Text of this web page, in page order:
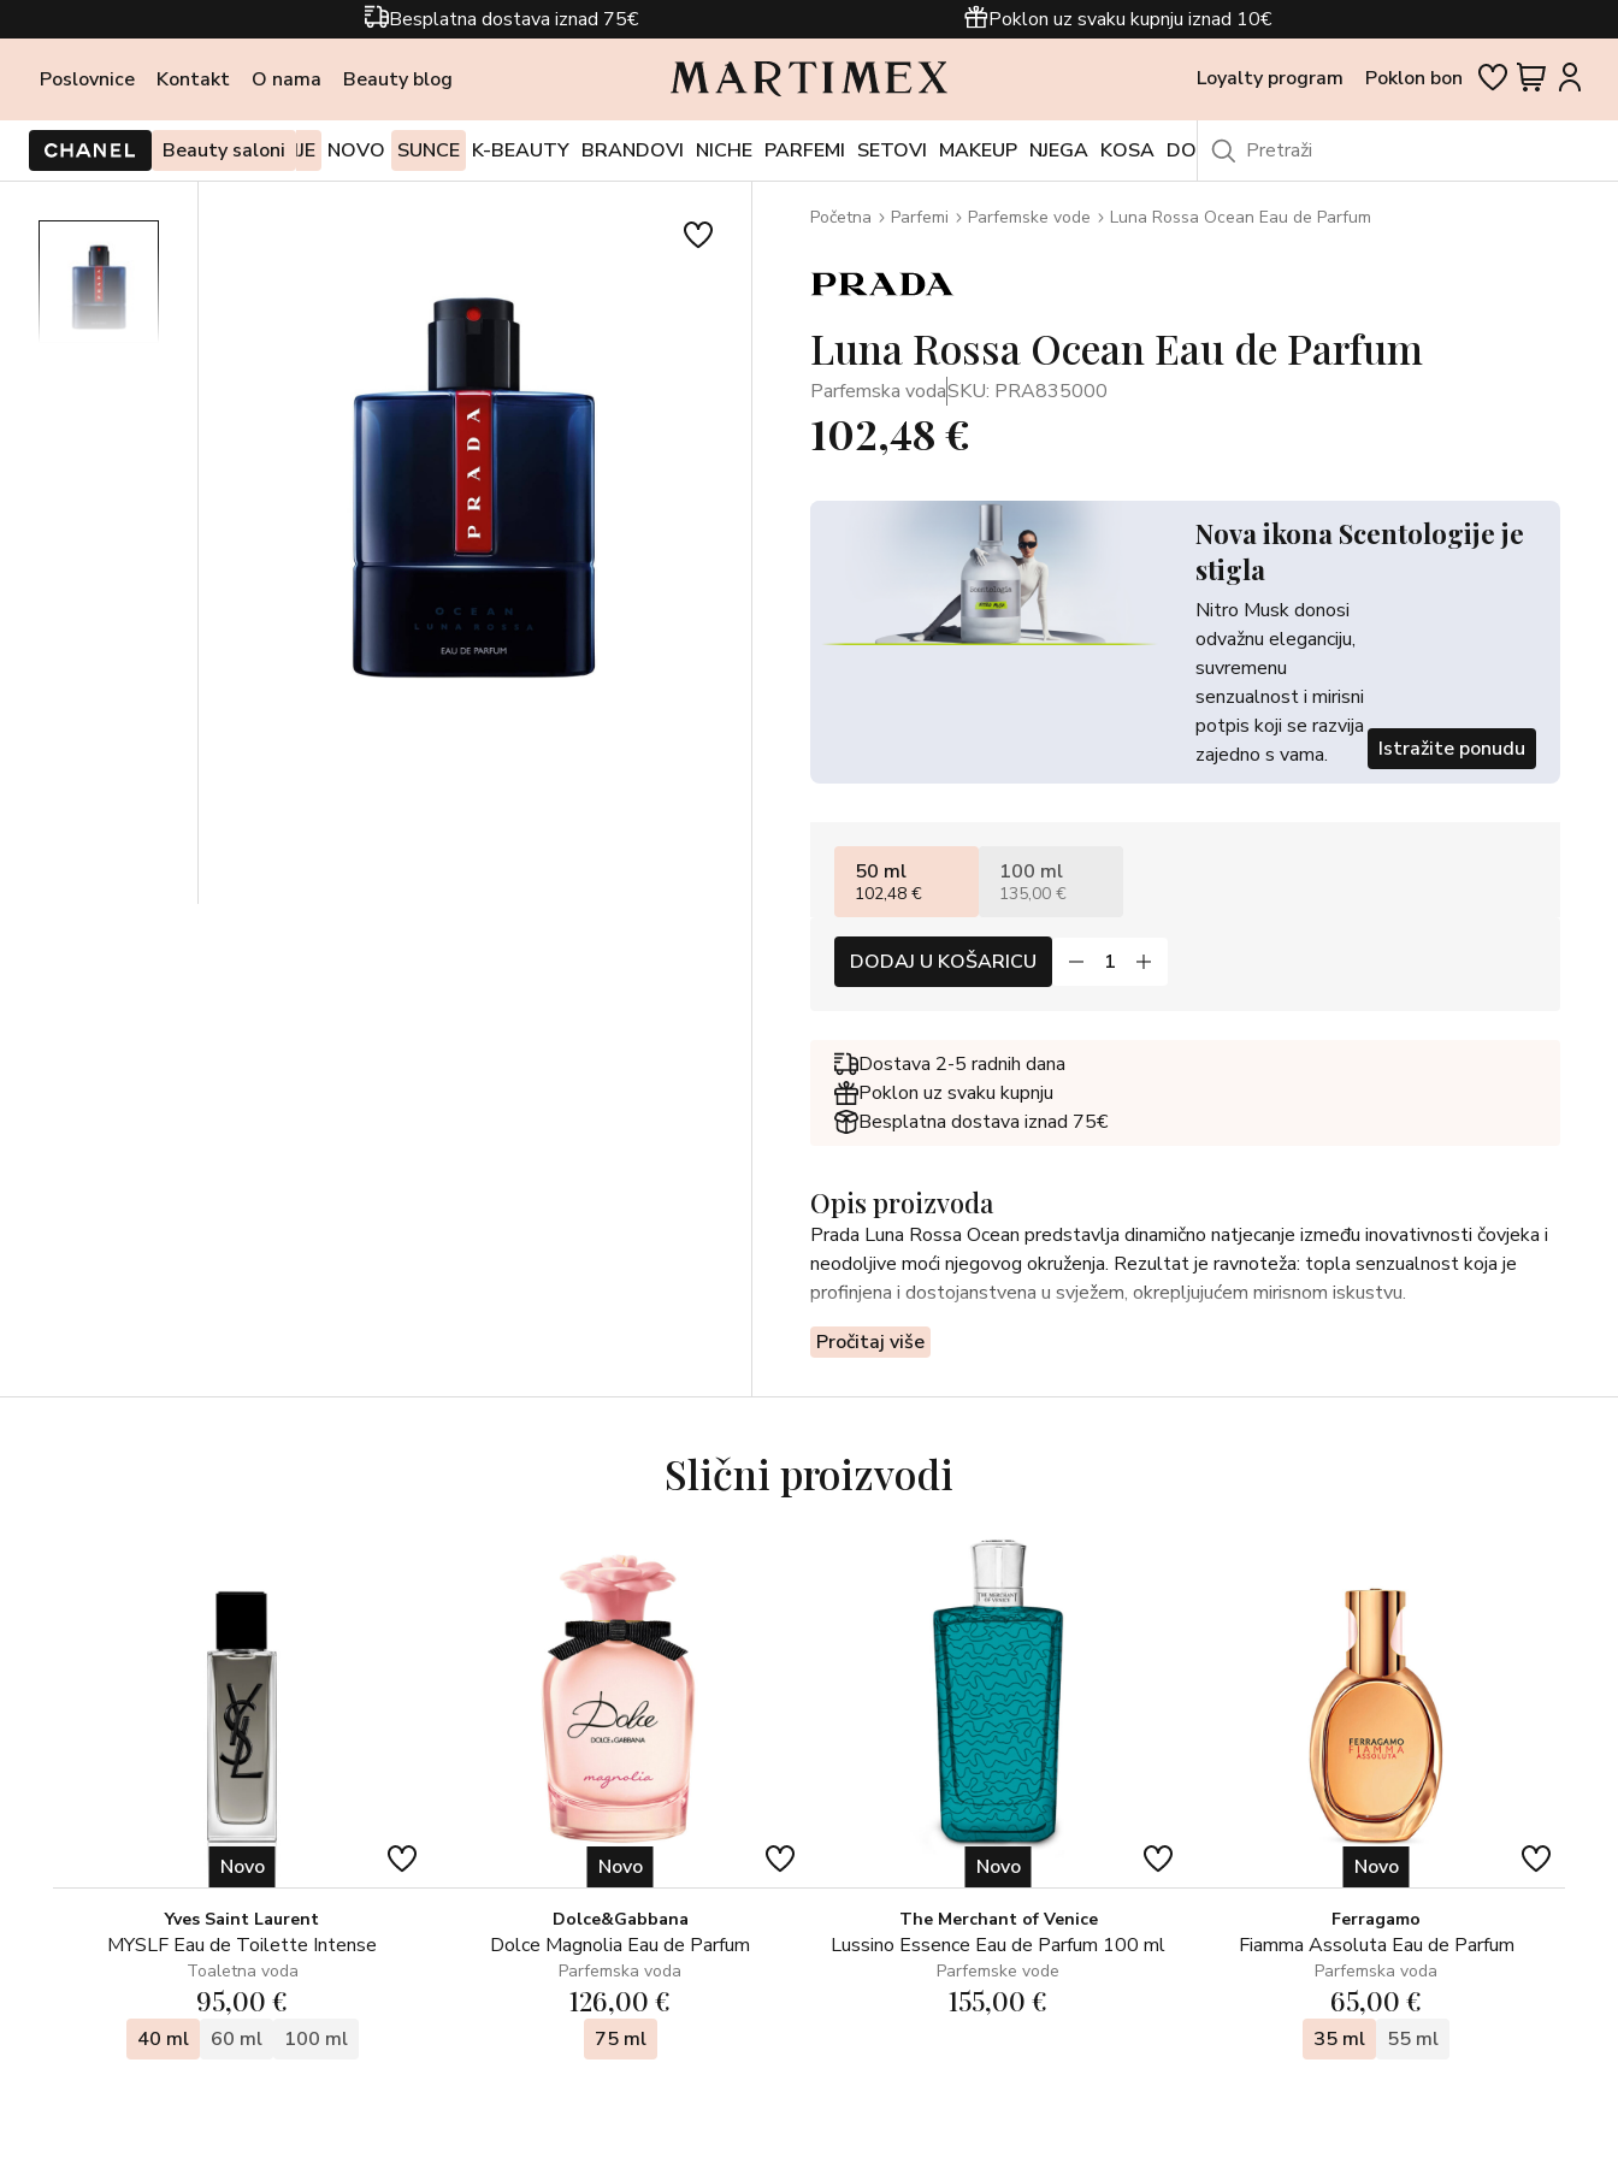
Besplatna dostava iznad 75€ Poklon uz svaku kupnju iznad 10€
Poslovnice Kontakt O nama Beauty blog Loyalty program Poklon bon
Beauty saloni
PONUDE I AKCIJE NOVO SUNCE K-BEAUTY BRANDOVI NICHE PARFEMI SETOVI MAKEUP NJEGA KOSA DODACI OUTLET
Početna Parfemi Parfemske vode Luna Rossa Ocean Eau de Parfum
Luna Rossa Ocean Eau de Parfum
Parfemska vodaSKU: PRA835000
102,48 €
Nova ikona Scentologije je
stigla
Nitro Musk donosi
odvažnu eleganciju,
suvremenu
senzualnost i mirisni
potpis koji se razvija
zajedno s vama.
Istražite ponudu
50 ml
102,48 €
100 ml
135,00 €
DODAJ U KOŠARICU
Dostava 2-5 radnih dana
Poklon uz svaku kupnju
Besplatna dostava iznad 75€
Opis proizvoda
Prada Luna Rossa Ocean predstavlja dinamično natjecanje između inovativnosti čovjeka i
neodoljive moći njegovog okruženja. Rezultat je ravnoteža: topla senzualnost koja je
profinjena i dostojanstvena u svježem, okrepljujućem mirisnom iskustvu.
Pročitaj više
Slični proizvodi
Novo
Yves Saint Laurent
MYSLF Eau de Toilette Intense
Toaletna voda
95,00 €
40 ml 60 ml 100 ml
Novo
Dolce&Gabbana
Dolce Magnolia Eau de Parfum
Parfemska voda
126,00 €
75 ml
Novo
The Merchant of Venice
Lussino Essence Eau de Parfum 100 ml
Parfemske vode
155,00 €
Novo
Ferragamo
Fiamma Assoluta Eau de Parfum
Parfemska voda
65,00 €
35 ml 55 ml